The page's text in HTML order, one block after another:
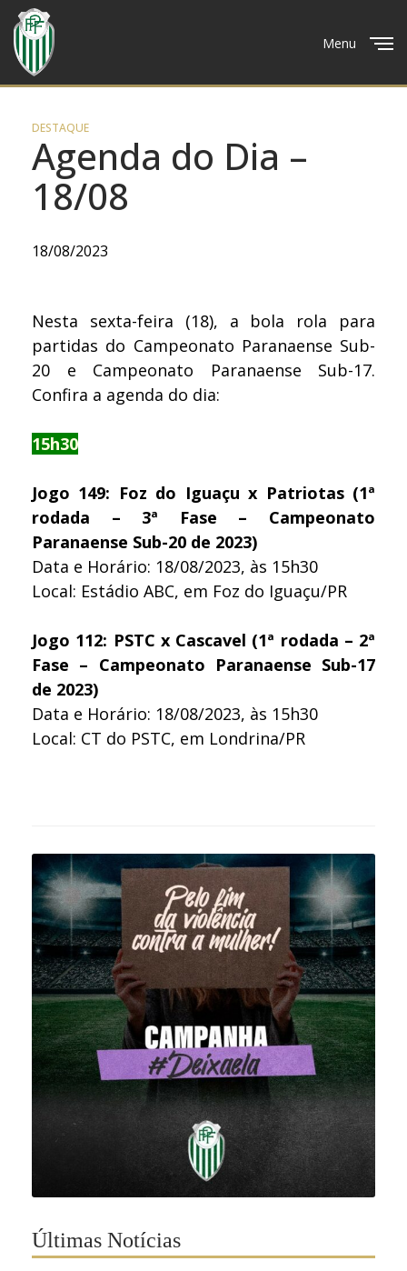
Menu
DESTAQUE
Agenda do Dia –
18/08
18/08/2023
Nesta sexta-feira (18), a bola rola para
partidas do Campeonato Paranaense Sub-
20 e Campeonato Paranaense Sub-17.
Confira a agenda do dia:
15h30
Jogo 149: Foz do Iguaçu x Patriotas (1ª
rodada – 3ª Fase – Campeonato
Paranaense Sub-20 de 2023)
Data e Horário: 18/08/2023, às 15h30
Local: Estádio ABC, em Foz do Iguaçu/PR
Jogo 112: PSTC x Cascavel (1ª rodada – 2ª
Fase – Campeonato Paranaense Sub-17
de 2023)
Data e Horário: 18/08/2023, às 15h30
Local: CT do PSTC, em Londrina/PR
Últimas Notícias